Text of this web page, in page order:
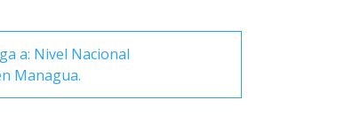
a: Nivel Nacional
Managua.